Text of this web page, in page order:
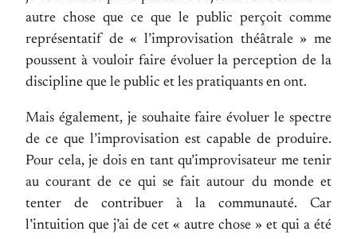
autre chose que ce que le public perçoit comme
représentatif de « l’improvisation théâtrale » me
poussent à vouloir faire évoluer la perception de la
discipline que le public et les pratiquants en ont.
Mais également, je souhaite faire évoluer le spectre
de ce que l’improvisation est capable de produire.
Pour cela, je dois en tant qu’improvisateur me tenir
au courant de ce qui se fait autour du monde et
tenter de contribuer à la communauté. Car
l’intuition que j’ai de cet « autre chose » et qui a été